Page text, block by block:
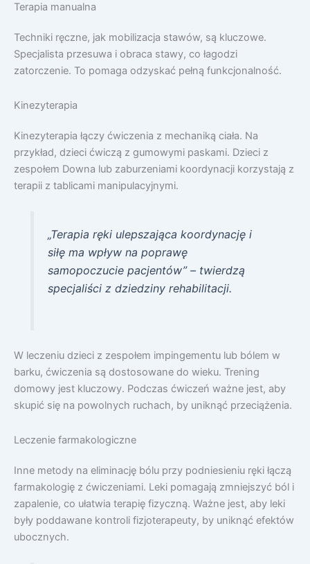
Terapia manualna
Techniki ręczne, jak mobilizacja stawów, są kluczowe.
Specjalista przesuwa i obraca stawy, co łagodzi
zatorczenie. To pomaga odzyskać pełną funkcjonalność.
Kinezyterapia
Kinezyterapia łączy ćwiczenia z mechaniką ciała. Na
przykład, dzieci ćwiczą z gumowymi paskami. Dzieci z
zespołem Downa lub zaburzeniami koordynacji korzystają z
terapii z tablicami manipulacyjnymi.
„Terapia ręki ulepszająca koordynację i
siłę ma wpływ na poprawę
samopoczucie pacjentów” – twierdzą
specjaliści z dziedziny rehabilitacji.
W leczeniu dzieci z zespołem impingementu lub bólem w
barku, ćwiczenia są dostosowane do wieku. Trening
domowy jest kluczowy. Podczas ćwiczeń ważne jest, aby
skupić się na powolnych ruchach, by uniknąć przeciążenia.
Leczenie farmakologiczne
Inne metody na eliminację bólu przy podniesieniu ręki łączą
farmakologię z ćwiczeniami. Leki pomagają zmniejszyć ból i
zapalenie, co ułatwia terapię fizyczną. Ważne jest, aby leki
były poddawane kontroli fizjoterapeuty, by uniknąć efektów
ubocznych.